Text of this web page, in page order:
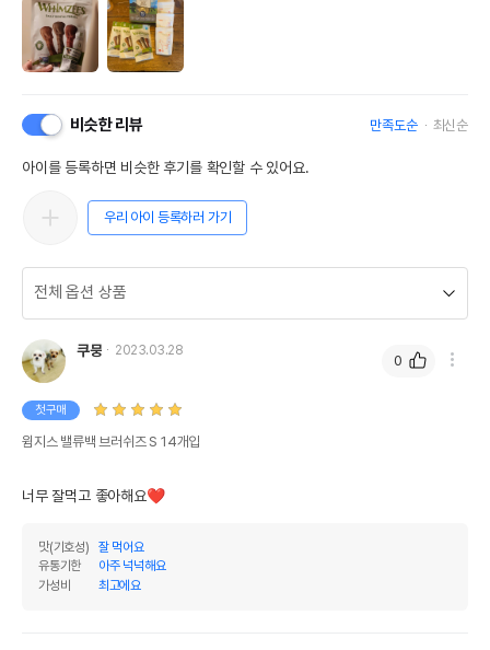
비슷한 리뷰 만족도순 최신순
아이를 등록하면 비슷한 후기를 확인할 수 있어요.
우리 아이 등록하러 가기
쿠뭉 2023.03.28
첫구매
윔지스 밸류백 브러쉬즈 S 14개입
너무 잘먹고 좋아해요❤
맛(기호성)
잘 먹어요
유통기한
아주 넉넉해요
가성비
최고에요
0